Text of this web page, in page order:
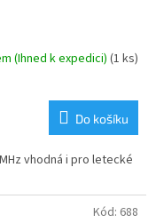
(Ihned k expedici)(1 ks)
Do košíku
vhodná i pro letecké
Kód: 688